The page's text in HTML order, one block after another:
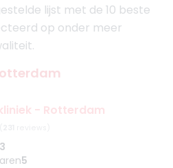
lijst met de 10 beste
op onder meer
- Rotterdam
5